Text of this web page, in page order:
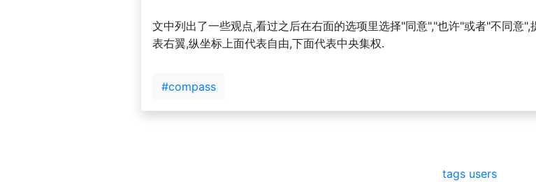
文中列出了一些观点,看过之后在右面的选项里选择"同意","也许"或者"不同意
表右翼,纵坐标上面代表自由,下面代表中央集权.
#compass
tags users